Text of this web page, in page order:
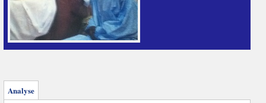
Analyse